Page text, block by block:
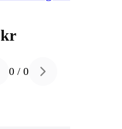
kr
slide
0 /0 Next slide